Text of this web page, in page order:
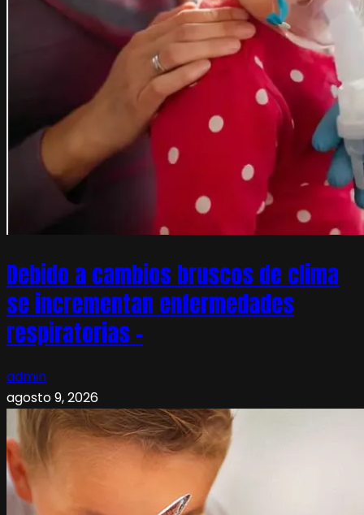
Debido a cambios bruscos de clima
se incrementan enfermedades
respiratorias –
admin
agosto 9, 2026